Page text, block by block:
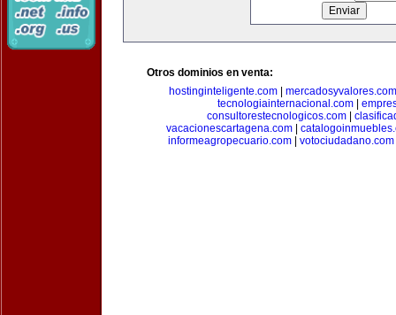
Otros dominios en venta:
hostinginteligente.com
mercadosyvalores.com
tecnologiainternacional.com|
consultorestecnologicos.com
vacacionescartagena.com
informeagropecuario.com| votociudadano.com